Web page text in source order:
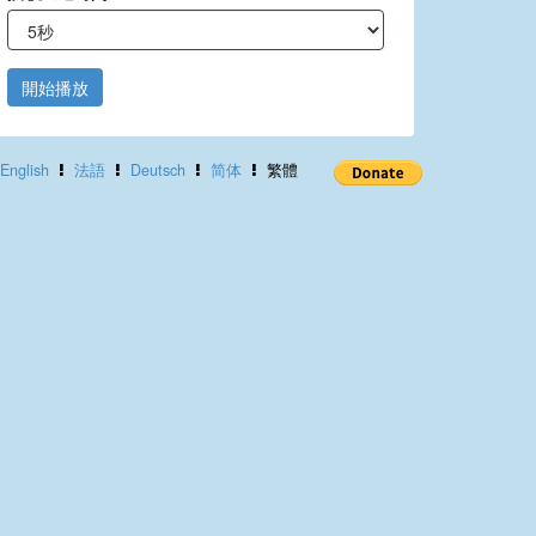
開始播放
English 法語 Deutsch 简体 繁體